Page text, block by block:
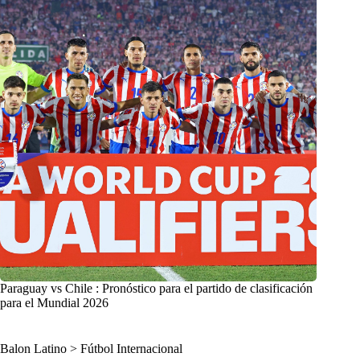
Paraguay vs Chile : Pronóstico para el partido de clasificación
para el Mundial 2026
Balon Latino > Fútbol Internacional